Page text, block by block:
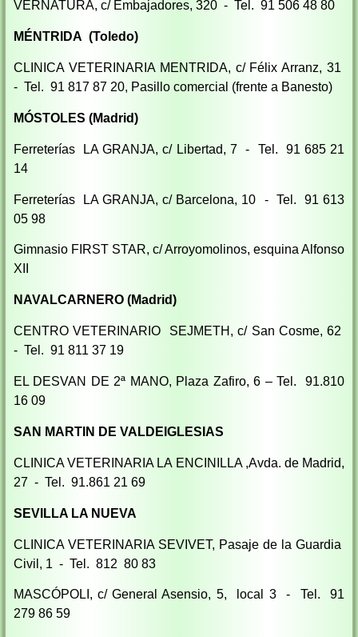
VERNATURA, c/ Embajadores, 320 - Tel. 91 506 48 80
MÉNTRIDA (Toledo)
CLINICA VETERINARIA MENTRIDA, c/ Félix Arranz, 31
- Tel. 91 817 87 20, Pasillo comercial (frente a Banesto)
MÓSTOLES (Madrid)
Ferreterías LA GRANJA, c/ Libertad, 7 - Tel. 91 685 21
14
Ferreterías LA GRANJA, c/ Barcelona, 10 - Tel. 91 613
05 98
Gimnasio FIRST STAR, c/ Arroyomolinos, esquina Alfonso
XII
NAVALCARNERO (Madrid)
CENTRO VETERINARIO SEJMETH, c/ San Cosme, 62
- Tel. 91 811 37 19
EL DESVAN DE 2ª MANO, Plaza Zafiro, 6 – Tel. 91.810
16 09
SAN MARTIN DE VALDEIGLESIAS
CLINICA VETERINARIA LA ENCINILLA ,Avda. de Madrid,
27 - Tel. 91.861 21 69
SEVILLA LA NUEVA
CLINICA VETERINARIA SEVIVET, Pasaje de la Guardia
Civil, 1 - Tel. 812 80 83
MASCÓPOLI, c/ General Asensio, 5, local 3 - Tel. 91
279 86 59